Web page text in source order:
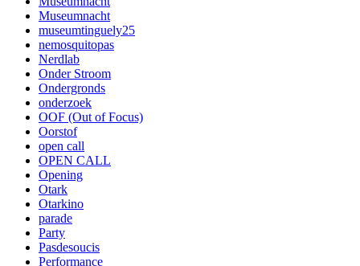
Museumnacht
museumtinguely25
nemosquitopas
Nerdlab
Onder Stroom
Ondergronds
onderzoek
OOF (Out of Focus)
Oorstof
open call
OPEN CALL
Opening
Otark
Otarkino
parade
Party
Pasdesoucis
Performance